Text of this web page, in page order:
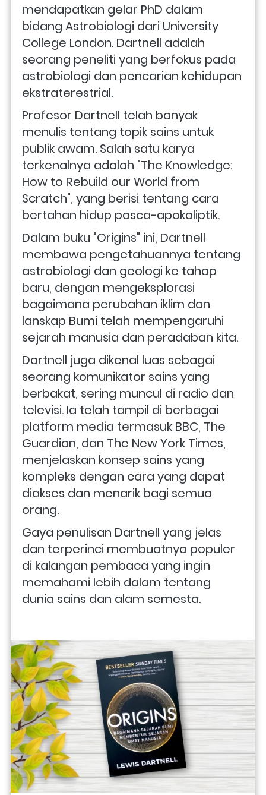
mendapatkan gelar PhD dalam
bidang Astrobiologi dari University
College London. Dartnell adalah
seorang peneliti yang berfokus pada
astrobiologi dan pencarian kehidupan
ekstraterestrial.
Profesor Dartnell telah banyak
menulis tentang topik sains untuk
publik awam. Salah satu karya
terkenalnya adalah "The Knowledge:
How to Rebuild our World from
Scratch", yang berisi tentang cara
bertahan hidup pasca-apokaliptik.
Dalam buku "Origins" ini, Dartnell
membawa pengetahuannya tentang
astrobiologi dan geologi ke tahap
baru, dengan mengeksplorasi
bagaimana perubahan iklim dan
lanskap Bumi telah mempengaruhi
sejarah manusia dan peradaban kita.
Dartnell juga dikenal luas sebagai
seorang komunikator sains yang
berbakat, sering muncul di radio dan
televisi. Ia telah tampil di berbagai
platform media termasuk BBC, The
Guardian, dan The New York Times,
menjelaskan konsep sains yang
kompleks dengan cara yang dapat
diakses dan menarik bagi semua
orang.
Gaya penulisan Dartnell yang jelas
dan terperinci membuatnya populer
di kalangan pembaca yang ingin
memahami lebih dalam tentang
dunia sains dan alam semesta.